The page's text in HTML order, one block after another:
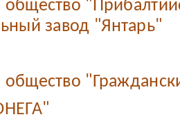
завод "Янтарь"